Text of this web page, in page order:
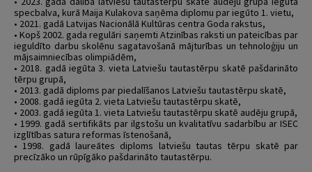
specbalva, kurā Maija Kulakova saņēma diplomu par iegūto 1. vietu,
• 2021. gadā Latvijas Nacionālā Kultūras centra Goda rakstus,
• Kopš 2002. gada regulāri saņemti Atzinības raksti un pateicības par
ieguldīto darbu skolēnu sagatavošanā mājturības un tehnoloģiju un
mājsaimniecības olimpiādēm,
• 2018. gadā iegūta 3. vieta Latviešu tautastērpu skatē pašdarināto
tērpu grupā,
• 2013. gadā diploms par piedalīšanos Latviešu tautastērpu skatē,
• 2008. gadā iegūta 2. vieta Latviešu tautastērpu skatē,
• 2003. gadā iegūta 1. vieta Latviešu tautastērpu skatē audēju grupā,
• 1999. gadā sertifikāts par ilgstošu un kvalitatīvu sadarbību ar ISEC
izglītības satura reformas īstenošanā,
• 1998. gadā laureātes diploms latviešu tautas tērpu skatē par
precīzāko un rūpīgāko pašdarināto tautastērpu.